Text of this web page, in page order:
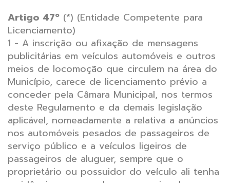
Artigo 47º (*) (Entidade Competente para
Licenciamento)
1 - A inscrição ou afixação de mensagens
publicitárias em veículos automóveis e outros
meios de locomoção que circulem na área do
Município, carece de licenciamento prévio a
conceder pela Câmara Municipal, nos termos
deste Regulamento e da demais legislação
aplicável, nomeadamente a relativa a anúncios
nos automóveis pesados de passageiros de
serviço público e a veículos ligeiros de
passageiros de aluguer, sempre que o
proprietário ou possuidor do veículo ali tenha